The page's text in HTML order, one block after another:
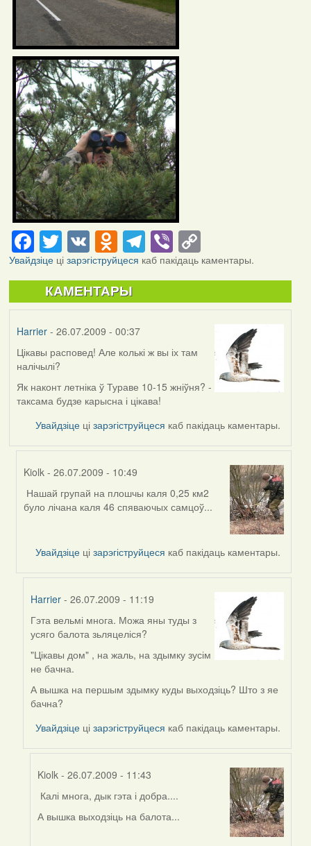
Facebook
Twitter
VKOdnoklassniki
Telegram
ViberCopy
Link
Увайдзіцеці зарэгіструйцеся каб пакідаць каментары.
КАМЕНТАРЫ
Harrier- 26.07.2009 - 00:37
Цікавы расповед! Але колькі ж вы іх там
налічылі?
Як наконт летніка ў Тураве 10-15 жніўня? -
таксама будзе карысна і цікава!
Увайдзіце цізарэгіструйцеся каб пакідаць каментары.
Kiolk - 26.07.2009 - 10:49
In
reply
Harrier
Нашай групай на плошчы каля 0,25 км2
було лічана каля 46 спяваючых самцоў...
Увайдзіце цізарэгіструйцеся каб пакідаць каментары.
Harrier - 26.07.2009 - 11:19
In
reply
to
by
Гэта вельмі многа. Можа яны туды з
усяго балота зьляцеліся?
"Цікавы дом" , на жаль, на здымку зусім
не бачна.
А вышка на першым здымку куды выходзіць? Што з яе
бачна?
Увайдзіце цізарэгіструйцеся каб пакідаць каментары.
Kiolk- 26.07.2009 - 11:43
In
reply
Калі многа, дык гэта і добра....
А вышка выходзіць на балота...